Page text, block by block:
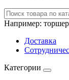
Например:
Доставка
Категории